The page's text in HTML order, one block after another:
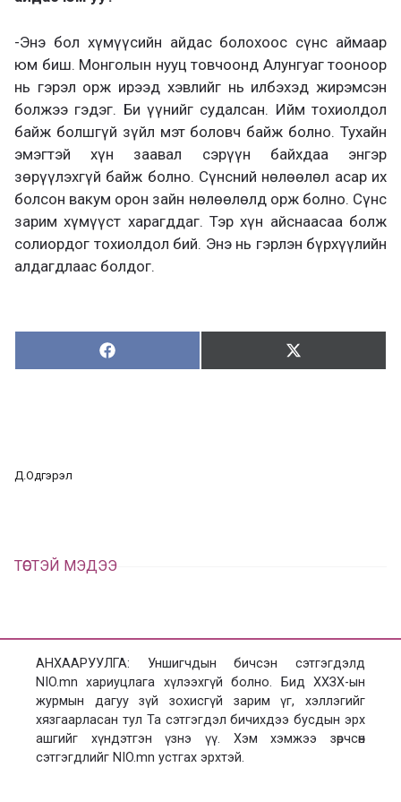
-Энэ бол хүмүүсийн айдас болохоос сүнс аймаар
юм биш. Монголын нууц товчоонд Алунгуаг тооноор
нь гэрэл орж ирээд хэвлийг нь илбэхэд жирэмсэн
болжээ гэдэг. Би үүнийг судалсан. Ийм тохиолдол
байж болшгүй зүйл мэт боловч байж болно. Тухайн
эмэгтэй хүн заавал сэрүүн байхдаа энгэр
зөрүүлэхгүй байж болно. Сүнсний нөлөөлөл асар их
болсон вакум орон зайн нөлөөлөлд орж болно. Сүнс
зарим хүмүүст харагддаг. Тэр хүн айснаасаа болж
солиордог тохиолдол бий. Энэ нь гэрлэн бүрхүүлийн
алдагдлаас болдог.
Хуваалцах:
Х
у
Түгээх:
Т
ү
Д.Одгэрэл
ТӨСТЭЙ МЭДЭЭ
АНХААРУУЛГА: Уншигчдын бичсэн сэтгэгдэлд
NIO.mn хариуцлага хүлээхгүй болно. Бид ХХЗХ-ын
журмын дагуу зүй зохисгүй зарим үг, хэллэгийг
хязгаарласан тул Та сэтгэгдэл бичихдээ бусдын эрх
ашгийг хүндэтгэн үзнэ үү. Хэм хэмжээ зөрчсөн
сэтгэгдлийг NIO.mn устгах эрхтэй.